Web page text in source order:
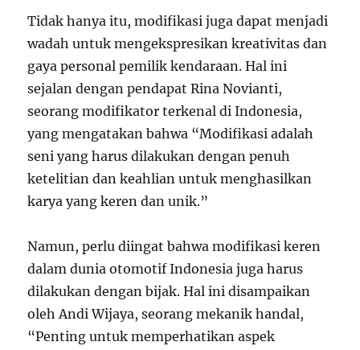
Tidak hanya itu, modifikasi juga dapat menjadi
wadah untuk mengekspresikan kreativitas dan
gaya personal pemilik kendaraan. Hal ini
sejalan dengan pendapat Rina Novianti,
seorang modifikator terkenal di Indonesia,
yang mengatakan bahwa “Modifikasi adalah
seni yang harus dilakukan dengan penuh
ketelitian dan keahlian untuk menghasilkan
karya yang keren dan unik.”
Namun, perlu diingat bahwa modifikasi keren
dalam dunia otomotif Indonesia juga harus
dilakukan dengan bijak. Hal ini disampaikan
oleh Andi Wijaya, seorang mekanik handal,
“Penting untuk memperhatikan aspek